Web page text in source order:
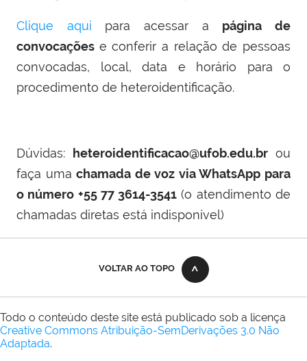
Clique aqui para acessar a página de
convocações e conferir a relação de pessoas
convocadas, local, data e horário para o
procedimento de heteroidentificação.
Dúvidas: heteroidentificacao@ufob.edu.br ou
faça umachamada de voz via WhatsApp para
o número +55 77 3614-3541 (o atendimento de
chamadas diretas está indisponível)
VOLTAR AO TOPO
Todo o conteúdo deste site está publicado sob a licença
Creative Commons Atribuição-SemDerivações 3.0 Não
Adaptada.